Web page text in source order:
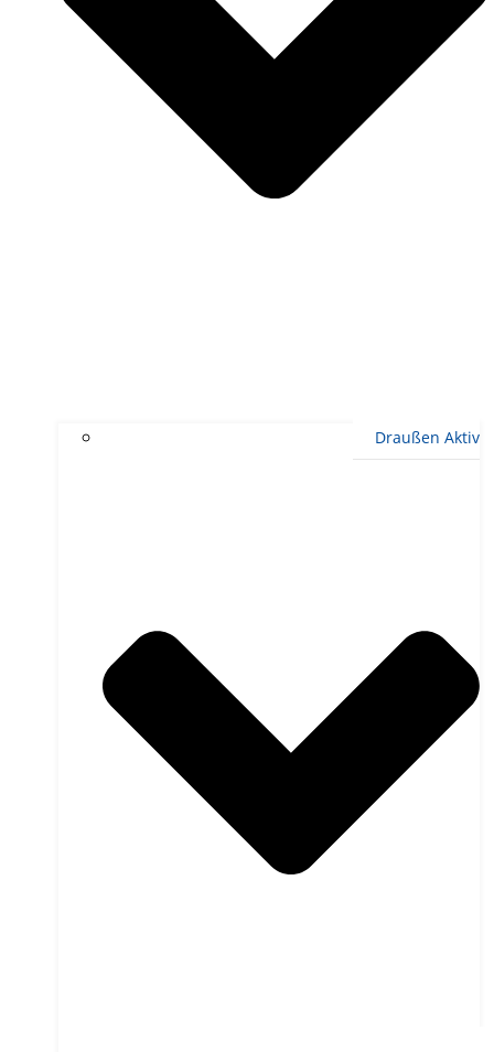
Draußen Aktiv